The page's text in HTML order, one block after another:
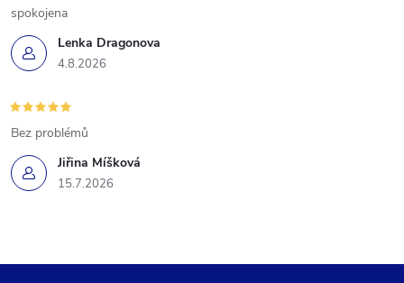
Lenka Dragonova
4.8.2026
spokojena
Jiřina Míšková
15.7.2026
Bez problémů